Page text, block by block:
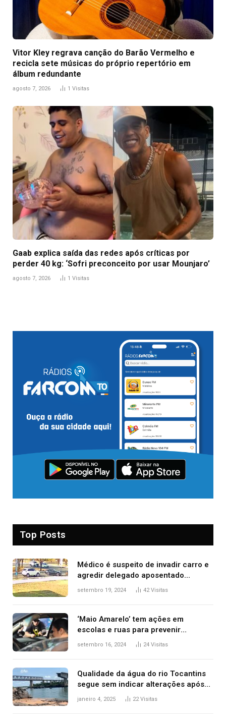
Vitor Kley regrava canção do Barão Vermelho e
recicla sete músicas do próprio repertório em
álbum redundante
agosto 7, 2026 1 Visitas
Gaab explica saída das redes após críticas por
perder 40 kg: ‘Sofri preconceito por usar Mounjaro’
agosto 7, 2026 1 Visitas
Top Posts
Médico é suspeito de invadir carro e
agredir delegado aposentado
durante confusão no trânsito
setembro 19, 2024 42Visitas
‘Maio Amarelo’ tem ações em
escolas e ruas para prevenir
acidentes no trânsito no AP
setembro 16, 2024 24 Visitas
Qualidade da água do rio Tocantins
segue sem indicar alterações após
desabamento da ponte entre MA e
janeiro 4, 2025 22Visitas